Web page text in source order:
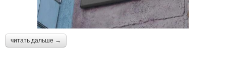
читать дальше →